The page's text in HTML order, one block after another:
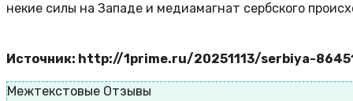
некие силы на Западе и медиамагнат сербского
Источник: http://1prime.ru/20251113/serbiya-
Межтекстовые Отзывы